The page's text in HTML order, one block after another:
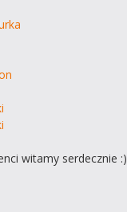
witamy serdecznie :)